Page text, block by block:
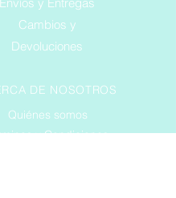
Cambios y
Devoluciones
DE NOSOTROS
Quiénes somos
y Condiciones